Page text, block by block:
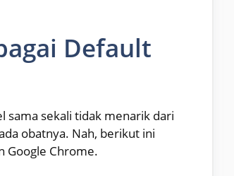
Default
sama sekali tidak menarik dari
obatnya. Nah, berikut ini
Google Chrome.